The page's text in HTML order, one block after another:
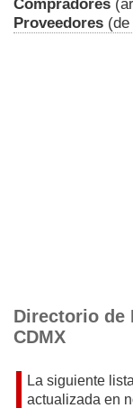
Compradores
Proveedores
Directorio de
CDMX
La siguiente
actualizada en